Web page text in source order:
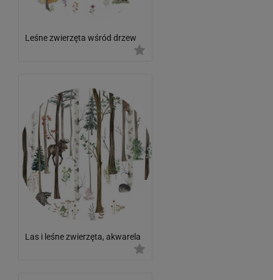
Leśne zwierzęta wśród drzew
Las i leśne zwierzęta, akwarela